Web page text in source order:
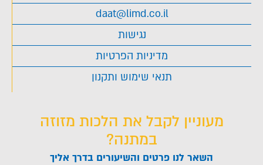
daat@limd.co.il
נגישות
מדיניות הפרטיות
תנאי שימוש ותקנון
מעוניין לקבל את הלכות מזוזה
במתנה?
השאר לנו פרטים והשיעורים בדרך אליך